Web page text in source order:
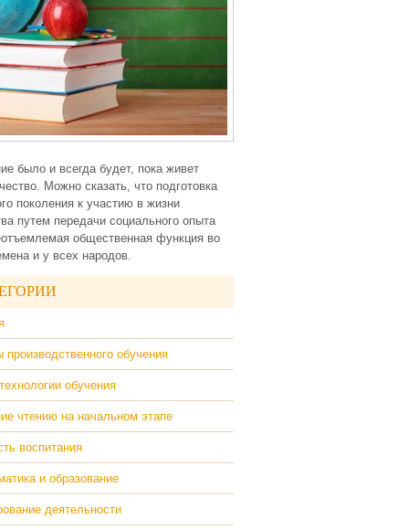
было и всегда будет, пока живет
Можно сказать, что подготовка
поколения к участию в жизни
путем передачи социального опыта
общественная функция во
и у всех народов.
производственного обучения
обучения
чтению на начальном этапе
воспитания
и образование
деятельности